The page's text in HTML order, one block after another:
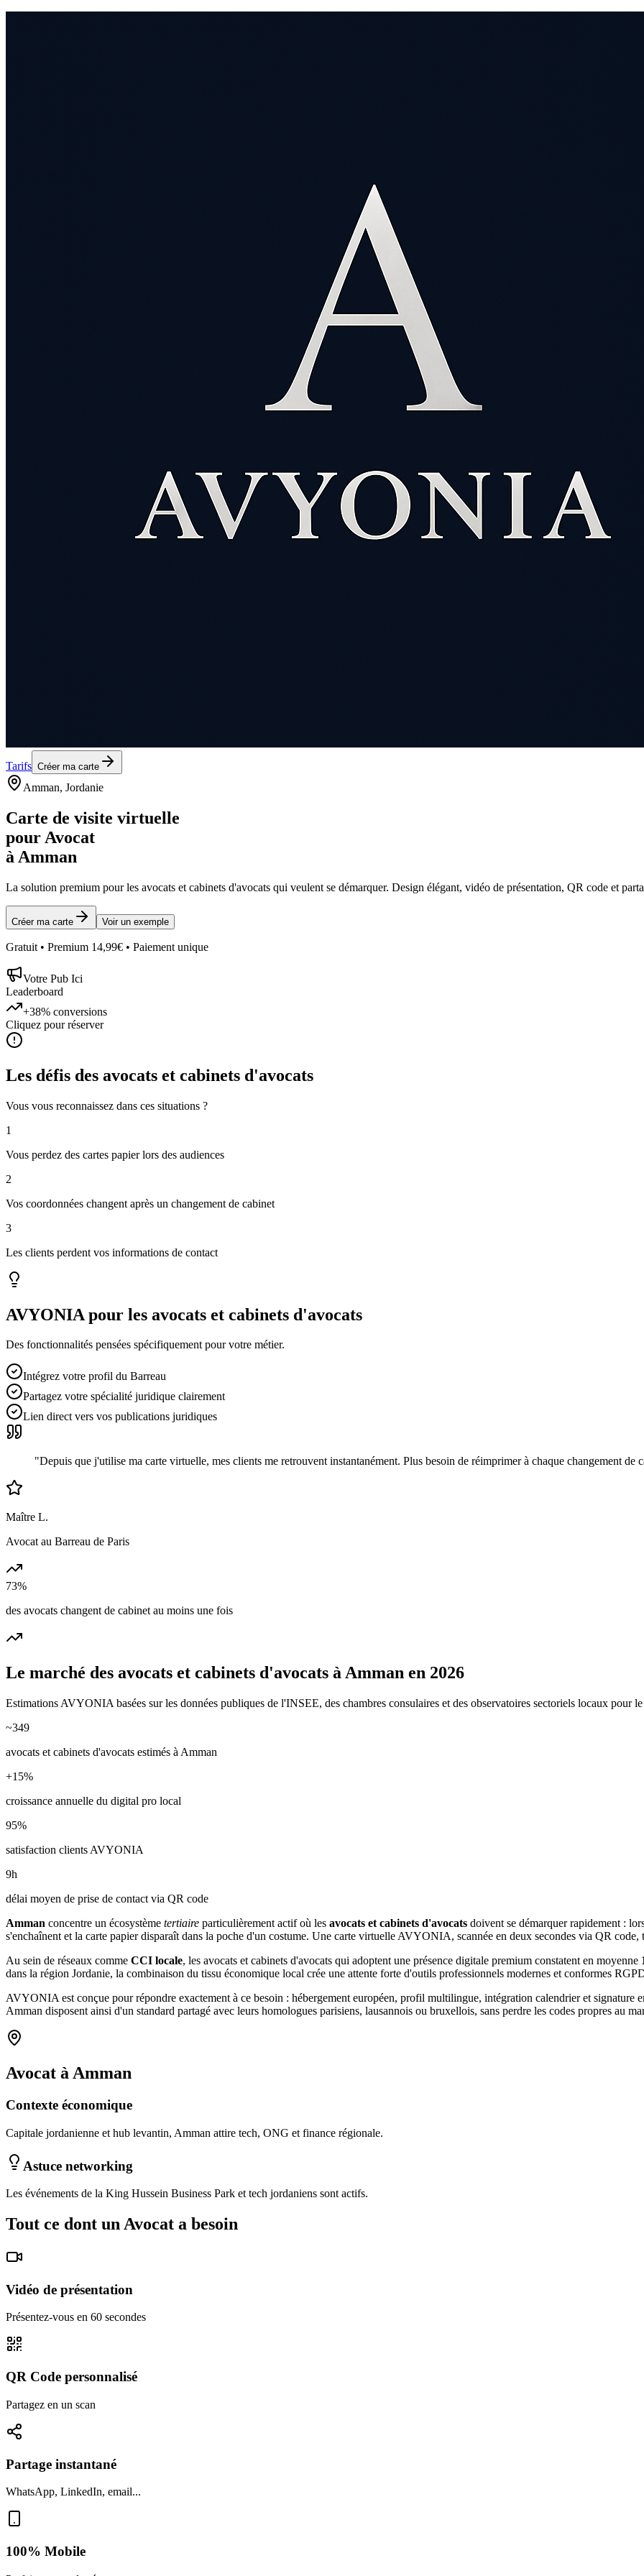
Tarifs Créer ma carte
Amman, Jordanie
Carte de visite virtuelle
pour Avocat
à Amman
La solution premium pour les avocats et cabinets d'avocats qui veulent se démarquer. Design élégant, vidéo de présentation, QR code et
Créer ma carte Voir un exemple
Gratuit • Premium 14,99€ • Paiement unique
Votre Pub Ici
Leaderboard
+38% conversions
Cliquez pour réserver
Les défis des avocats et cabinets d'avocats
Vous vous reconnaissez dans ces situations ?
1
Vous perdez des cartes papier lors des audiences
2
Vos coordonnées changent après un changement de cabinet
3
Les clients perdent vos informations de contact
AVYONIA pour les avocats et cabinets d'avocats
Des fonctionnalités pensées spécifiquement pour votre métier.
Intégrez votre profil du Barreau
Partagez votre spécialité juridique clairement
Lien direct vers vos publications juridiques
"Depuis que j'utilise ma carte virtuelle, mes clients me retrouvent instantanément. Plus besoin de réimprimer à chaque changement de
Maître L.
Avocat au Barreau de Paris
73%
des avocats changent de cabinet au moins une fois
Le marché des avocats et cabinets d'avocats àAmman en 2026
Estimations AVYONIA basées sur les données publiques de l'INSEE, des chambres consulaires et des observatoires sectoriels locaux pour
~349
avocats et cabinets d'avocats estimés à Amman
+15%
croissance annuelle du digital pro local
95%
satisfaction clients AVYONIA
9h
délai moyen de prise de contact via QR code
Amman concentre un écosystème tertiaire particulièrement actif où les avocats et cabinets d'avocats doivent se démarquer rapidement :
s'enchaînent et la carte papier disparaît dans la poche d'un costume. Une carte virtuelle AVYONIA, scannée en deux secondes via QR
Au sein de réseaux comme CCI locale, les avocats et cabinets d'avocats qui adoptent une présence digitale premium constatent en moyenne
dans la région Jordanie, la combinaison du tissu économique local crée une attente forte d'outils professionnels modernes et conformes
AVYONIA est conçue pour répondre exactement à ce besoin : hébergement européen, profil multilingue, intégration calendrier et signature
Amman disposent ainsi d'un standard partagé avec leurs homologues parisiens, lausannois ou bruxellois, sans perdre les codes propres au
Avocat à Amman
Contexte économique
Capitale jordanienne et hub levantin, Amman attire tech, ONG et finance régionale.
Astuce networking
Les événements de la King Hussein Business Park et tech jordaniens sont actifs.
Tout ce dont un Avocat a besoin
Vidéo de présentation
Présentez-vous en 60 secondes
QR Code personnalisé
Partagez en un scan
Partage instantané
WhatsApp, LinkedIn, email...
100% Mobile